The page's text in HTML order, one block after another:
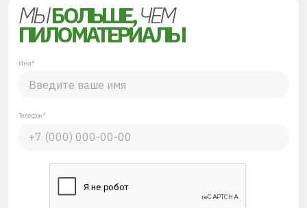
МЫБОЛЬШЕ,ЧЕМ
ПИЛОМАТЕРИАЛЫ
Имя*
Телефон*